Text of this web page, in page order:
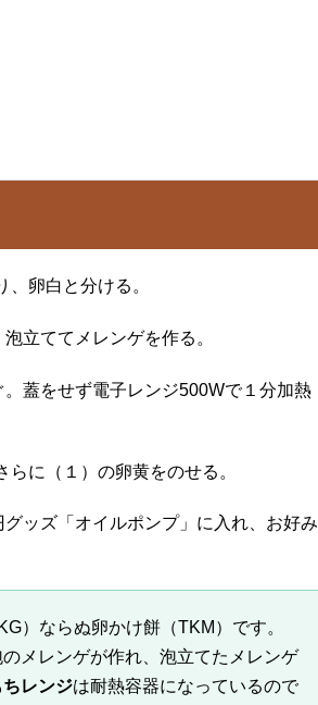
卵白と分ける。
立ててメレンゲを作る。
蓋をせず電子レンジ500Wで１分加熱
に（１）の卵黄をのせる。
ッズ「オイルポンプ」に入れ、お好み
）ならぬ卵かけ餅（TKM）です。
メレンゲが作れ、泡立てたメレンゲ
ちレンジは耐熱容器になっているので